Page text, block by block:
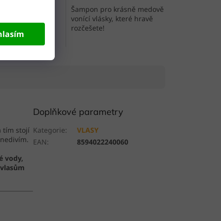
Šampon pro krásně medově
vonící vlásky, které hravě
rozčešete!
tím stojí
vody,
Doplňkové parametry
Kategorie:
VLASY
EAN: 8594022240060